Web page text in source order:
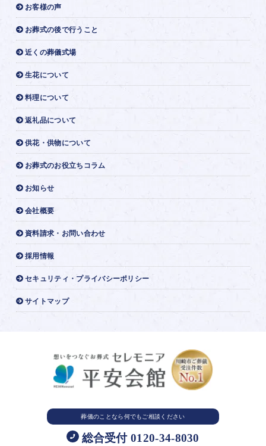
お客様の声
お葬式の後で行うこと
近くの葬儀式場
生花について
料理について
返礼品について
供花・供物について
お葬式のお役立ちコラム
お知らせ
会社概要
資料請求・お問い合わせ
採用情報
セキュリティ・プライバシーポリシー
サイトマップ
葬儀のことなら何でもご相談ください
総合受付 0120-34-8030